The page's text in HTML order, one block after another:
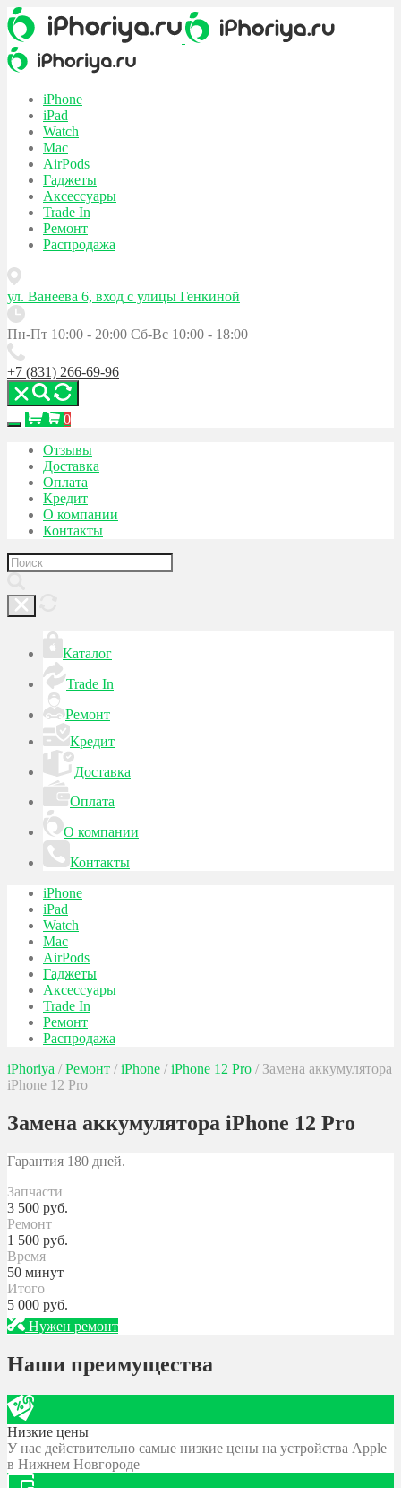
iPhone
iPad
Watch
Mac
AirPods
Гаджеты
Аксессуары
Trade In
Ремонт
Распродажа
ул. Ванеева 6, вход с улицы Генкиной
Пн-Пт 10:00 - 20:00 Сб-Вс 10:00 - 18:00
+7 (831) 266-69-96
0
Отзывы
Доставка
Оплата
Кредит
О компании
Контакты
Каталог
Trade In
Ремонт
Кредит
Доставка
Оплата
О компании
Контакты
iPhone
iPad
Watch
Mac
AirPods
Гаджеты
Аксессуары
Trade In
Ремонт
Распродажа
iPhoriya / Ремонт / iPhone / iPhone 12 Pro / Замена аккумулятора
iPhone 12 Pro
Замена аккумулятора iPhone 12 Pro
Гарантия 180 дней.
Запчасти
3 500 руб.
Ремонт
1 500 руб.
Время
50 минут
Итого
5 000 руб.
Нужен ремонт
Наши преимущества
Низкие цены
У нас действительно самые низкие цены на устройства Apple
в Нижнем Новгороде